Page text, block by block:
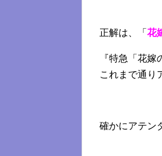
正解は、「 花
『特急「花
これまで通り
確かにアテン